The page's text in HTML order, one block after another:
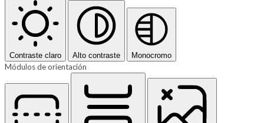
Contraste claro Alto contraste Monocromo
Módulos de orientación